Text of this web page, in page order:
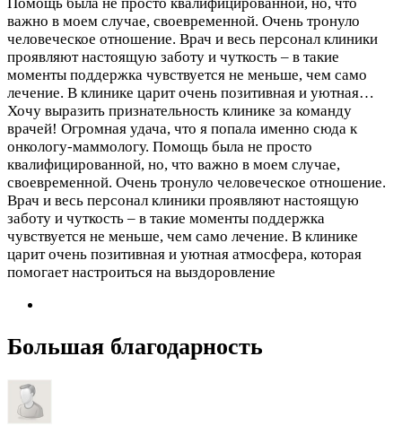
важно в моем случае, своевременной. Очень тронуло
человеческое отношение. Врач и весь персонал клиники
проявляют настоящую заботу и чуткость – в такие
моменты поддержка чувствуется не меньше, чем само
лечение. В клинике царит очень позитивная и уютная…
Хочу выразить признательность клинике за команду
врачей! Огромная удача, что я попала именно сюда к
онкологу-маммологу. Помощь была не просто
квалифицированной, но, что важно в моем случае,
своевременной. Очень тронуло человеческое отношение.
Врач и весь персонал клиники проявляют настоящую
заботу и чуткость – в такие моменты поддержка
чувствуется не меньше, чем само лечение. В клинике
царит очень позитивная и уютная атмосфера, которая
помогает настроиться на выздоровление
Большая благодарность